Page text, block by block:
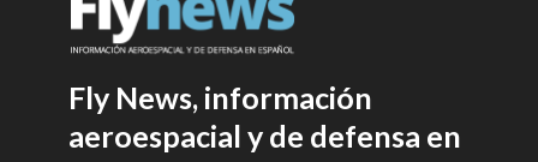
Fly News, información
aeroespacial y de defensa en